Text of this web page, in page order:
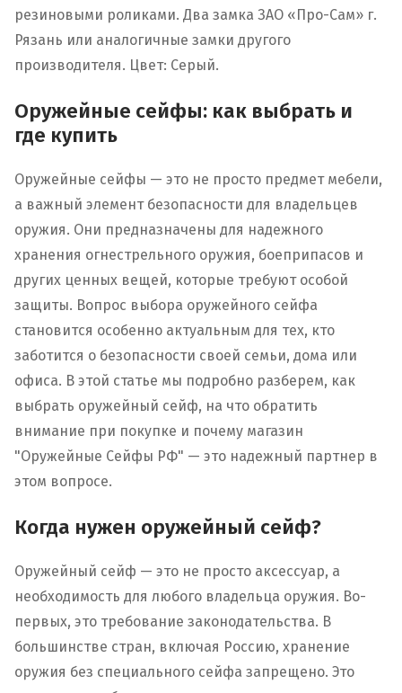
резиновыми роликами. Два замка ЗАО «Про-Сам» г.
Рязань или аналогичные замки другого
производителя. Цвет: Серый.
Оружейные сейфы: как выбрать и
где купить
Оружейные сейфы — это не просто предмет мебели,
а важный элемент безопасности для владельцев
оружия. Они предназначены для надежного
хранения огнестрельного оружия, боеприпасов и
других ценных вещей, которые требуют особой
защиты. Вопрос выбора оружейного сейфа
становится особенно актуальным для тех, кто
заботится о безопасности своей семьи, дома или
офиса. В этой статье мы подробно разберем, как
выбрать оружейный сейф, на что обратить
внимание при покупке и почему магазин
"Оружейные Сейфы РФ" — это надежный партнер в
этом вопросе.
Когда нужен оружейный сейф?
Оружейный сейф — это не просто аксессуар, а
необходимость для любого владельца оружия. Во-
первых, это требование законодательства. В
большинстве стран, включая Россию, хранение
оружия без специального сейфа запрещено. Это